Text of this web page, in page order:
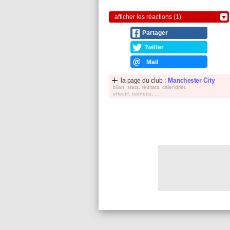
afficher les réactions (1)
Partager
Twitter
Mail
la page du club : Manchester City
bilan, stats, réultats, calendrier,
effectif, tranferts, ...